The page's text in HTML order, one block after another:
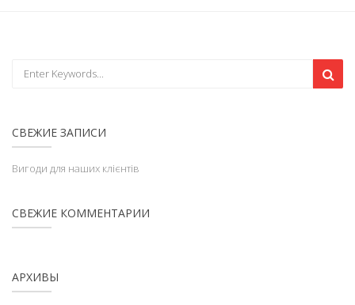
СВЕЖИЕ ЗАПИСИ
Вигоди для наших клієнтів
СВЕЖИЕ КОММЕНТАРИИ
АРХИВЫ